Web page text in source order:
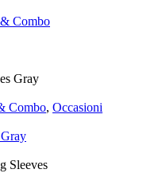
Combo
Combo, Occasioni